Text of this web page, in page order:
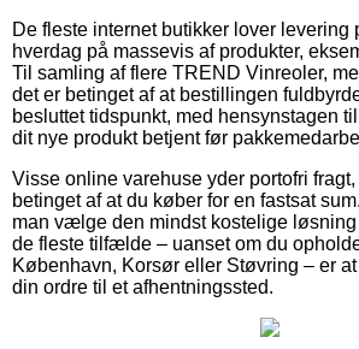
De fleste internet butikker lover levering
hverdag på massevis af produkter,
Til samling af flere TREND Vinreoler,
det er betinget af at bestillingen
besluttet tidspunkt, med hensynstagen
dit nye produkt betjent før
Visse online varehuse yder portofri
betinget af at du køber for en fastsat
man vælge den mindst kostelige
de fleste tilfælde – uanset om du
København, Korsør eller Støvring – er
din ordre til et afhentningssted.